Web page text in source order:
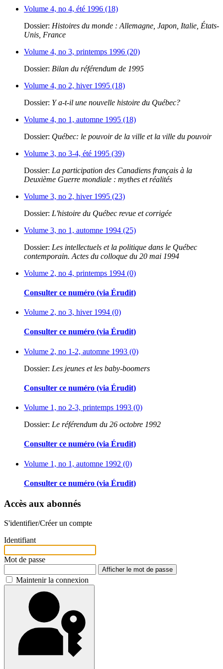
Volume 4, no 4, été 1996 (18)
Dossier: Histoires du monde : Allemagne, Japon, Italie, États-
Unis, France
Volume 4, no 3, printemps 1996 (20)
Dossier: Bilan du référendum de 1995
Volume 4, no 2, hiver 1995 (18)
Dossier: Y a-t-il une nouvelle histoire du Québec?
Volume 4, no 1, automne 1995 (18)
Dossier: Québec: le pouvoir de la ville et la ville du pouvoir
Volume 3, no 3-4, été 1995 (39)
Dossier: La participation des Canadiens français à la
Deuxième Guerre mondiale : mythes et réalités
Volume 3, no 2, hiver 1995 (23)
Dossier: L'histoire du Québec revue et corrigée
Volume 3, no 1, automne 1994 (25)
Dossier: Les intellectuels et la politique dans le Québec
contemporain. Actes du colloque du 20 mai 1994
Volume 2, no 4, printemps 1994 (0)
Consulter ce numéro (via Érudit)
Volume 2, no 3, hiver 1994 (0)
Consulter ce numéro (via Érudit)
Volume 2, no 1-2, automne 1993 (0)
Dossier: Les jeunes et les baby-boomers
Consulter ce numéro (via Érudit)
Volume 1, no 2-3, printemps 1993 (0)
Dossier: Le référendum du 26 octobre 1992
Consulter ce numéro (via Érudit)
Volume 1, no 1, automne 1992 (0)
Consulter ce numéro (via Érudit)
Accès aux abonnés
S'identifier/Créer un compte
Identifiant
Mot de passe
Afficher le mot de passe
Maintenir la connexion